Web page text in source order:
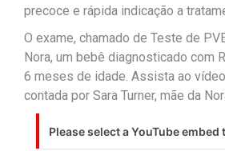
precoce e rápida indicação a
O exame, chamado de Teste de
Nora, um bebê diagnosticado com
6 meses de idade. Assista ao
contada por Sara Turner, mãe da
Please select a YouTube embed